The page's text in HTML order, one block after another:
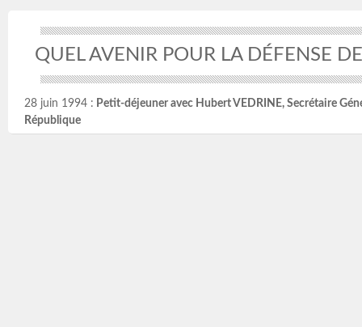
QUEL AVENIR POUR LA DÉFENSE
28 juin 1994 : Petit-déjeuner avec Hubert VEDRINE, Secrétaire
République